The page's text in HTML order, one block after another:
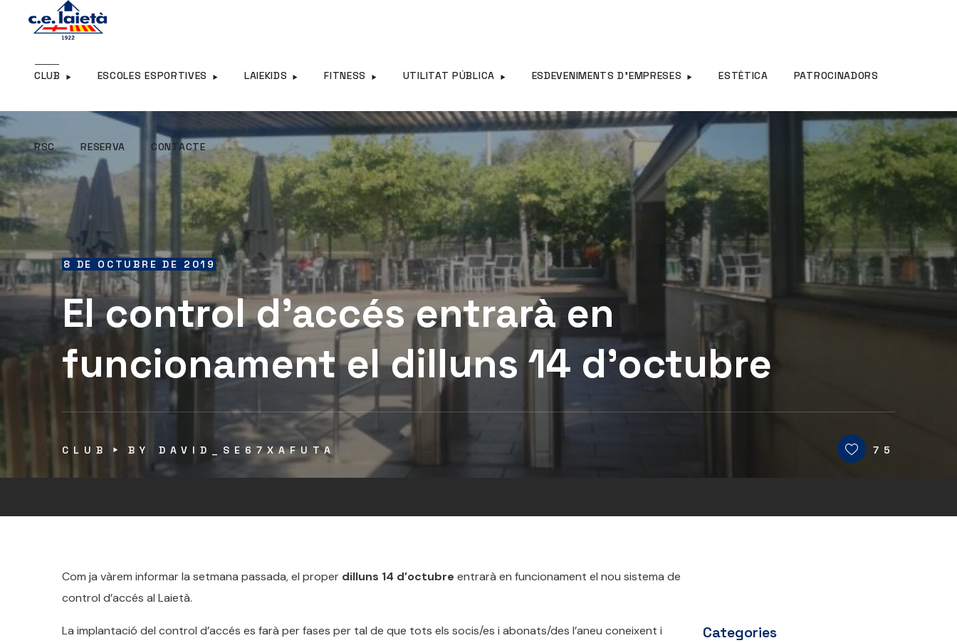
CLUB ESCOLES ESPORTIVES LAIEKIDS FITNESS UTILITAT PÚBLICA ESDEVENIMENTS D’EMPRESES ESTÈTICA PATROCINADORS
RSC RESERVA CONTACTE
RSC RESERVA
8 DE OCTUBRE DE 2019
El control d’accés entrarà en
funcionament el dilluns 14 d’octubre
CLUB BY DAVID_SE67XAFUTA 75
Com ja vàrem informar la setmana passada, el proper dilluns 14 d’octubre entrarà en funcionament el nou sistema de
control d’accés al Laietà.
La implantació del control d’accés es farà per fases per tal de que tots els socis/es i abonats/des l’aneu coneixent i
Categories